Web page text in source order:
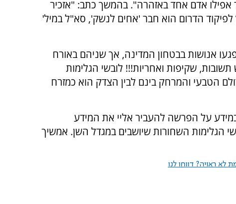
אפילו אדם אחד באזהרה". בהמשך כתב: "אזכיר
הדרום הוא חבר 'אחים לנשק', סא"ל במיל'
אנושות בבטחון המדינה, אך שניהם באורח
שקיפות ואחריות!!! לובשי הגלימות
הטבעי והמרחק בינם לבין הצדק הוא כמזרח
על הפרשה להעביר אליי את המידע
הגלימות השחורות שיושבים במגדל השן. אמשיך
לא ראויה? דווחו לנו